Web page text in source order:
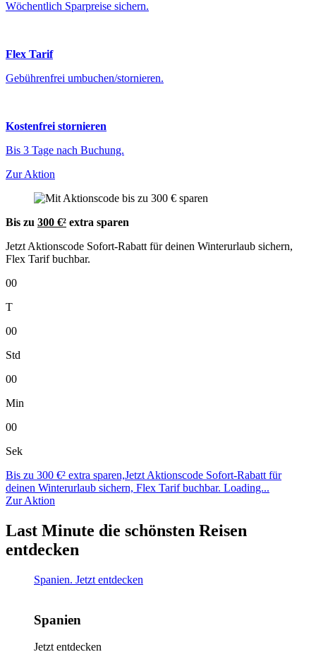
Wöchentlich Sparpreise sichern.
Flex Tarif
Gebührenfrei umbuchen/stornieren.
Kostenfrei stornieren
Bis 3 Tage nach Buchung.
Zur Aktion
Bis zu 300 €² extra sparen
Jetzt Aktionscode Sofort-Rabatt für deinen Winterurlaub sichern,
Flex Tarif buchbar.
00
T
00
Std
00
Min
00
Sek
Bis zu 300 €² extra sparen,Jetzt Aktionscode Sofort-Rabatt für
deinen Winterurlaub sichern, Flex Tarif buchbar. Loading...
Zur Aktion
Last Minute die schönsten Reisen
entdecken
Spanien. Jetzt entdecken
Spanien
Jetzt entdecken